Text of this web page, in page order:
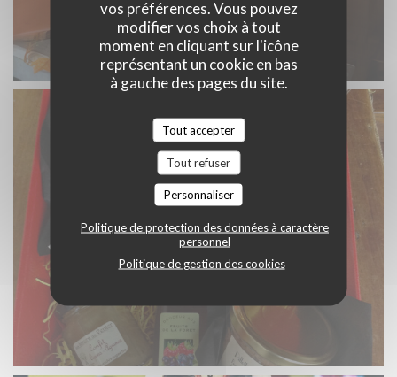
vos préférences. Vous pouvez
modifier vos choix à tout
moment en cliquant sur l'icône
représentant un cookie en bas
à gauche des pages du site.
Tout accepter
Tout refuser
Personnaliser
Politique de protection des données à caractère
personnel
Politique de gestion des cookies